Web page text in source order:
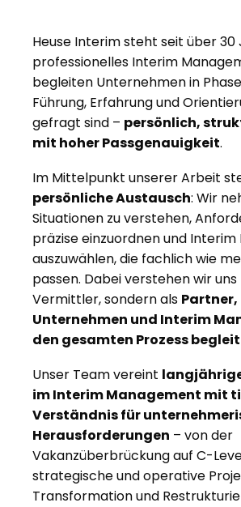
Heuse Interim steht seit über 30
professionelles Interim
begleiten Unternehmen in
Führung, Erfahrung und
gefragt sind – persönlich,
mit hoher Passgenauigkeit.
Im Mittelpunkt unserer Arbeit
persönliche Austausch: Wir
Situationen zu verstehen,
präzise einzuordnen und
auszuwählen, die fachlich wie
passen. Dabei verstehen wir
Vermittler, sondern als Partner,
Unternehmen und Interim
den gesamten Prozess
Unser Team vereint
im Interim Management mit
Verständnis für
Herausforderungen – von der
Vakanzüberbrückung auf C-
strategische und operative
Transformation und